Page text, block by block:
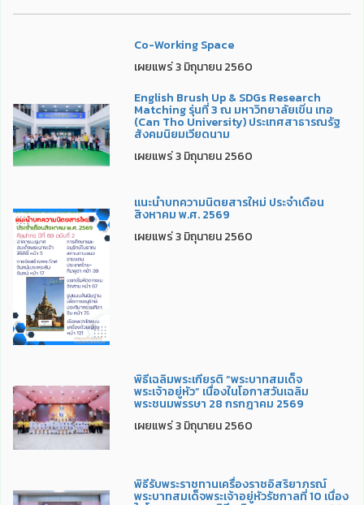
Co-Working Space
เผยแพร่ 3 มิถุนายน 2560
English Brush Up & SDGs Research
Matching รุ่นที่ 3 ณ มหาวิทยาลัยเขิ่น เทอ
(Can Tho University) ประเทศสาธารณรัฐ
สังคมนิยมเวียดนาม
เผยแพร่ 3 มิถุนายน 2560
แนะนำบทความนิตยสารใหม่ ประจำเดือน
สิงหาคม พ.ศ. 2569
เผยแพร่ 3 มิถุนายน 2560
พิธีเฉลิมพระเกียรติ “พระบาทสมเด็จ
พระเจ้าอยู่หัว” เนื่องในโอกาสวันเฉลิม
พระชนมพรรษา 28 กรกฎาคม 2569
เผยแพร่ 3 มิถุนายน 2560
พิธีรับพระราชทานเครื่องราชอิสริยาภรณ์
พระบาทสมเด็จพระเจ้าอยู่หัวรัชกาลที่ 10 เนื่อง